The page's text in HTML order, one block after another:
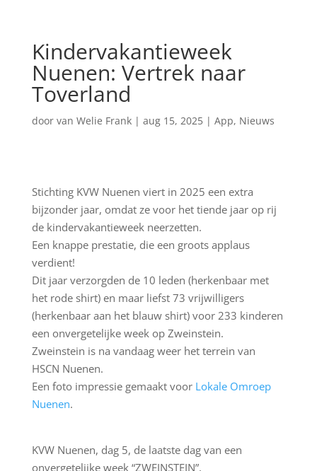
Kindervakantieweek
Nuenen: Vertrek naar
Toverland
door van Welie Frank| aug 15, 2025| App, Nieuws
Stichting KVW Nuenen viert in 2025 een extra
bijzonder jaar, omdat ze voor het tiende jaar op rij
de kindervakantieweek neerzetten.
Een knappe prestatie, die een groots applaus
verdient!
Dit jaar verzorgden de 10 leden (herkenbaar met
het rode shirt) en maar liefst 73 vrijwilligers
(herkenbaar aan het blauw shirt) voor 233 kinderen
een onvergetelijke week op Zweinstein.
Zweinstein is na vandaag weer het terrein van
HSCN Nuenen.
Een foto impressie gemaakt voor Lokale Omroep
Nuenen.
KVW Nuenen, dag 5, de laatste dag van een
onvergetelijke week “ZWEINSTEIN”.